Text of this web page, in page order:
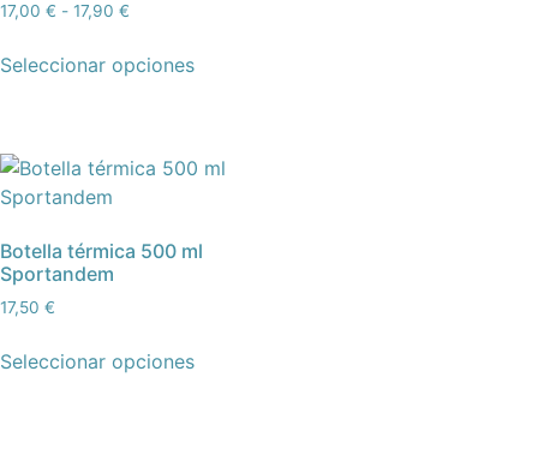
17,00 € - 17,90 €
Seleccionar opciones
Botella térmica 500 ml
Sportandem
17,50 €
Seleccionar opciones